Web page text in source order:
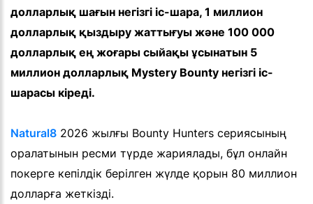
долларлық шағын негізгі іс-шара, 1 миллион
долларлық қыздыру жаттығуы және 100 000
долларлық ең жоғары сыйақы ұсынатын 5
миллион долларлық Mystery Bounty негізгі іс-
шарасы кіреді.
Natural8 2026 жылғы Bounty Hunters сериясының
оралатынын ресми түрде жариялады, бұл онлайн
покерге кепілдік берілген жүлде қорын 80 миллион
долларға жеткізді.